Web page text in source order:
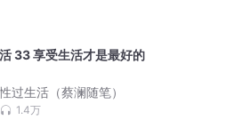
33 享受生活才是最好的
过生活（蔡澜随笔）
1.4万